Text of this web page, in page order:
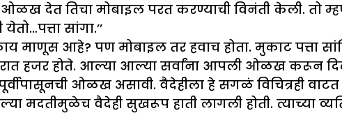
देत तिचा मोबाइल परत करण्याची विनंती केली. तो
सांगा.’’
माणूस आहे? पण मोबाइल तर हवाच होता. मुकाट पत्ता
दारात हजर होते. आल्या आल्या सर्वांना आपली ओळख
ओळख असावी. वैदेहीला हे सगळं विचित्रही
वैदेही सुखरूप हाती लागली होती. त्याच्या